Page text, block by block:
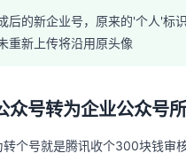
后的新企业号，原来的'个人'标
重新上传将沿用原头像
众号转为企业公众号
转个号就是腾讯收个300块钱审